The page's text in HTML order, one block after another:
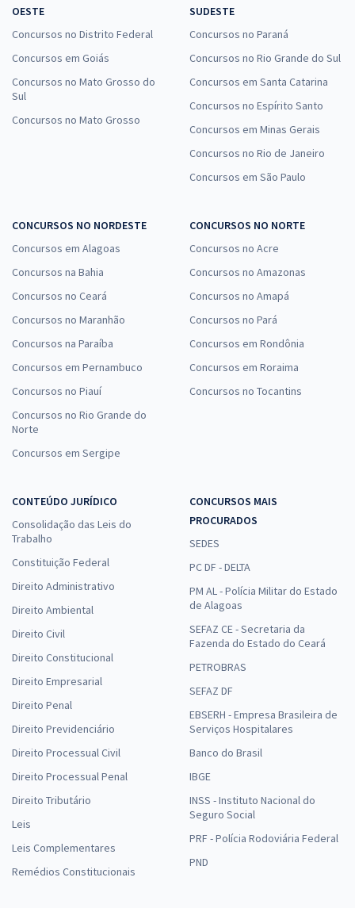
OESTE
Concursos no Distrito Federal
Concursos em Goiás
Concursos no Mato Grosso do
Sul
Concursos no Mato Grosso
SUDESTE
Concursos no Paraná
Concursos no Rio Grande do Sul
Concursos em Santa Catarina
Concursos no Espírito Santo
Concursos em Minas Gerais
Concursos no Rio de Janeiro
Concursos em São Paulo
CONCURSOS NO NORDESTE
Concursos em Alagoas
Concursos na Bahia
Concursos no Ceará
Concursos no Maranhão
Concursos na Paraíba
Concursos em Pernambuco
Concursos no Piauí
Concursos no Rio Grande do
Norte
Concursos em Sergipe
CONCURSOS NO NORTE
Concursos no Acre
Concursos no Amazonas
Concursos no Amapá
Concursos no Pará
Concursos em Rondônia
Concursos em Roraima
Concursos no Tocantins
CONTEÚDO JURÍDICO
Consolidação das Leis do
Trabalho
Constituição Federal
Direito Administrativo
Direito Ambiental
Direito Civil
Direito Constitucional
Direito Empresarial
Direito Penal
Direito Previdenciário
Direito Processual Civil
Direito Processual Penal
Direito Tributário
Leis
Leis Complementares
Remédios Constitucionais
CONCURSOS MAIS
PROCURADOS
SEDES
PC DF - DELTA
PM AL - Polícia Militar do Estado
de Alagoas
SEFAZ CE - Secretaria da
Fazenda do Estado do Ceará
PETROBRAS
SEFAZ DF
EBSERH - Empresa Brasileira de
Serviços Hospitalares
Banco do Brasil
IBGE
INSS - Instituto Nacional do
Seguro Social
PRF - Polícia Rodoviária Federal
PND